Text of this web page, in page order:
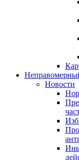
Новости